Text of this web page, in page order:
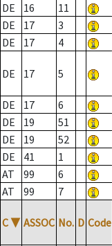
DE
16 11
DE
17 3
DE
17 4
DE 17 5
DE 17 6
DE
19 51
DE
19 52
DE
41 1
AT
99 6
AT
99 7
C ▼ ASSOC No. D Code